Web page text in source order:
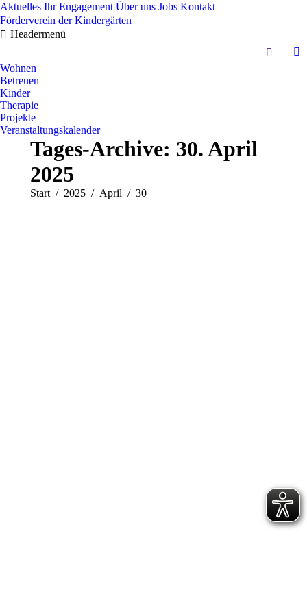
Aktuelles Ihr Engagement Über uns Jobs Kontakt
Förderverein der Kindergärten
Headermenü
Search:
Wohnen
Betreuen
Kinder
Therapie
Projekte
Veranstaltungskalender
Tages-Archive: 30. April
2025
Sie befinden sich hier:
Start 2025 April 30